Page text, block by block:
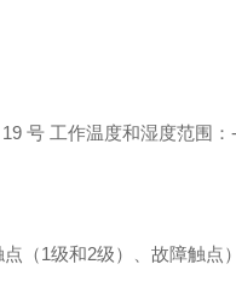
号 工作温度和湿度范围
（1级和2级）、故障触点